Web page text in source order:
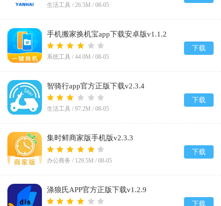
生活工具 / 26.5M / 08-05
手机搬家换机宝app下载安卓版v1.1.2
系统工具 / 44.0M / 08-05
下载
智骑行app官方正版下载v2.3.4
生活工具 / 97.2M / 08-05
下载
集时鲜商家版手机版v2.3.3
办公商务 / 129.5M / 08-05
下载
涤狼氏APP官方正版下载v1.2.9
下载